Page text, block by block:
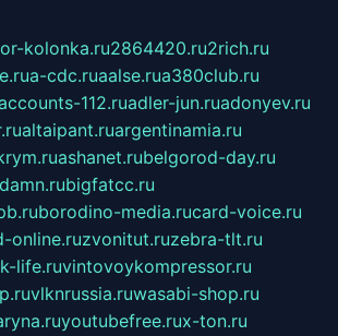
kolonka.ru2864420.ru2rich.ru
a-cdc.ruaalse.rua380club.ru
112.ruadler-jun.ruadonyev.ru
altaipant.ruargentinamia.ru
ashanet.rubelgorod-day.ru
bigfatcc.ru
borodino-media.rucard-voice.ru
online.ruzvonitut.ruzebra-tlt.ru
life.ruvintovoykompressor.ru
vlknrussia.ruwasabi-shop.ru
youtubefree.rux-ton.ru